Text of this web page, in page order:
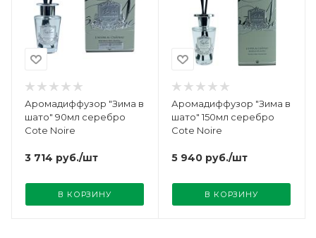
Аромадиффузор "Зима в
шато" 90мл серебро
Cote Noire
3 714 руб./шт
В КОРЗИНУ
Аромадиффузор "Зима в
шато" 150мл серебро
Cote Noire
5 940 руб./шт
В КОРЗИНУ